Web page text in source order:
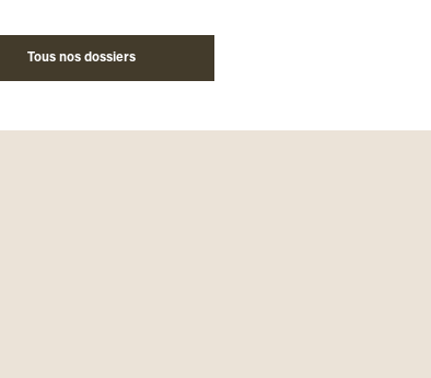
Tous nos dossiers